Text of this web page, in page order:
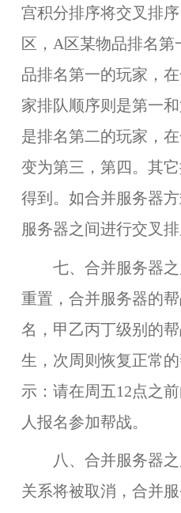
宫积分排序将交叉排
区，A区某物品排名
品排名第一的玩家，
家排队顺序则是第一
是排名第二的玩家，
变为第三，第四。其
得到。如合并服务器
服务器之间进行交叉排
七、合并服务器之
重置，合并服务器的
名，甲乙丙丁级别的
生，次周则恢复正常的
示：请在周五12点之
人报名参加帮战。
八、合并服务器之
关系将被取消，合并